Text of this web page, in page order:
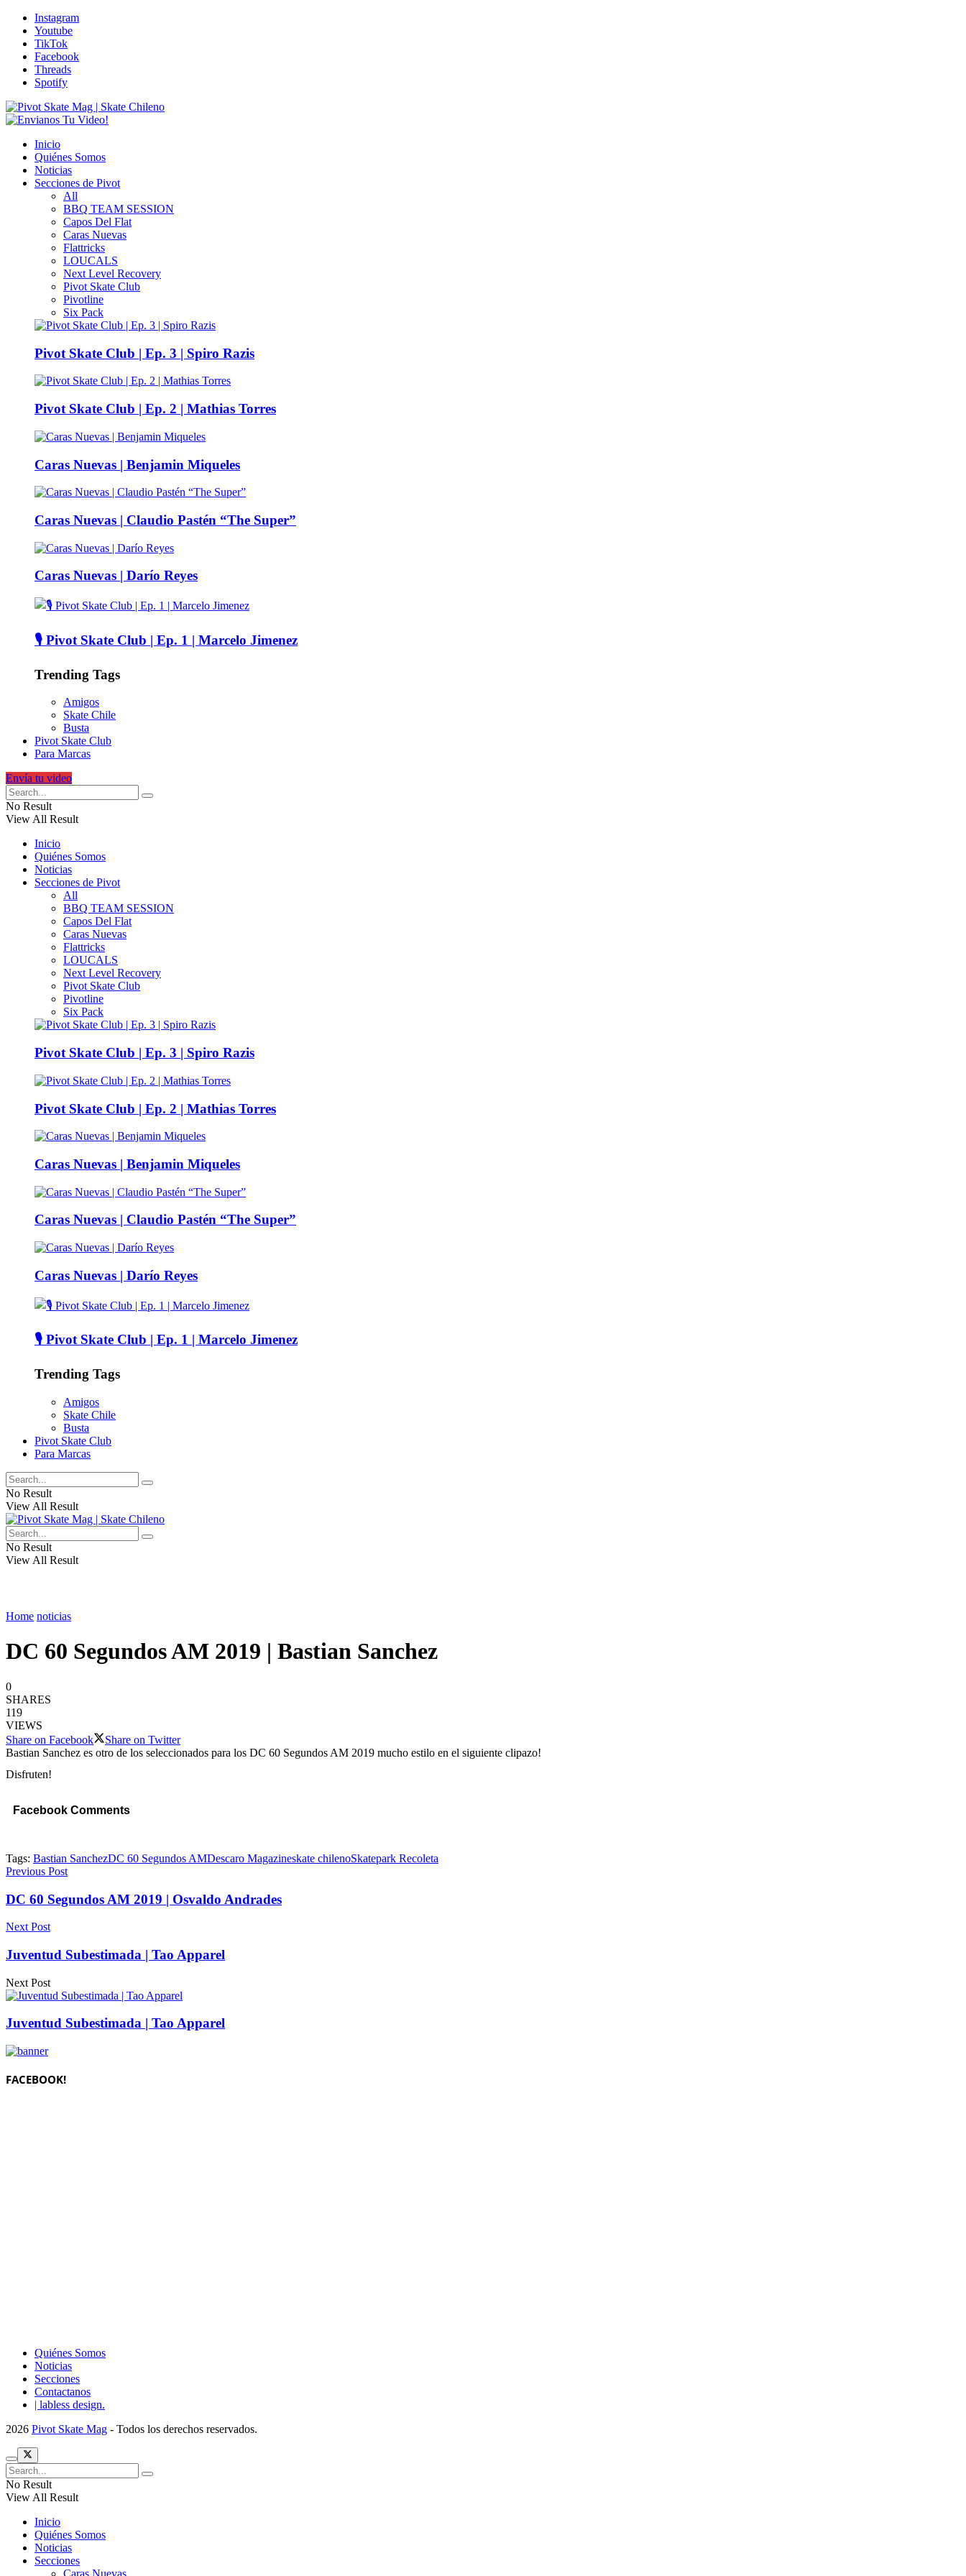
Instagram
Youtube
TikTok
Facebook
Threads
Spotify
Inicio
Quiénes Somos
Noticias
Secciones de Pivot
All
BBQ TEAM SESSION
Capos Del Flat
Caras Nuevas
Flattricks
LOUCALS
Next Level Recovery
Pivot Skate Club
Pivotline
Six Pack
Pivot Skate Club | Ep. 3 | Spiro Razis
Pivot Skate Club | Ep. 2 | Mathias Torres
Caras Nuevas | Benjamin Miqueles
Caras Nuevas | Claudio Pastén “The Super”
Caras Nuevas | Darío Reyes
🎙️ Pivot Skate Club | Ep. 1 | Marcelo Jimenez
Trending Tags
Amigos
Skate Chile
Busta
Pivot Skate Club
Para Marcas
Envía tu video
No Result
View All Result
Inicio
Quiénes Somos
Noticias
Secciones de Pivot
All
BBQ TEAM SESSION
Capos Del Flat
Caras Nuevas
Flattricks
LOUCALS
Next Level Recovery
Pivot Skate Club
Pivotline
Six Pack
Pivot Skate Club | Ep. 3 | Spiro Razis
Pivot Skate Club | Ep. 2 | Mathias Torres
Caras Nuevas | Benjamin Miqueles
Caras Nuevas | Claudio Pastén “The Super”
Caras Nuevas | Darío Reyes
🎙️ Pivot Skate Club | Ep. 1 | Marcelo Jimenez
Trending Tags
Amigos
Skate Chile
Busta
Pivot Skate Club
Para Marcas
No Result
View All Result
No Result
View All Result
Home noticias
DC 60 Segundos AM 2019 | Bastian Sanchez
0
SHARES
119
VIEWS
Share on Facebook
Share on Twitter
Bastian Sanchez es otro de los seleccionados para los DC 60 Segundos AM 2019 mucho estilo en el siguiente clipazo!
Disfruten!
Facebook Comments
Tags: Bastian SanchezDC 60 Segundos AMDescaro Magazineskate chilenoSkatepark Recoleta
Previous Post
DC 60 Segundos AM 2019 | Osvaldo Andrades
Next Post
Juventud Subestimada | Tao Apparel
Next Post
Juventud Subestimada | Tao Apparel
FACEBOOK!
Quiénes Somos
Noticias
Secciones
Contactanos
| labless design.
2026 Pivot Skate Mag - Todos los derechos reservados.
No Result
View All Result
Inicio
Quiénes Somos
Noticias
Secciones
Caras Nuevas